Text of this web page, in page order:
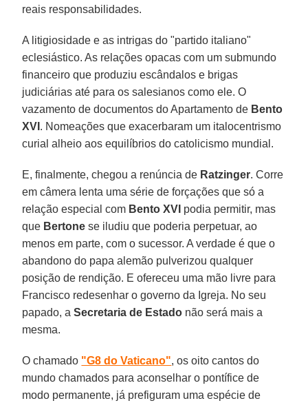
reais responsabilidades.
A litigiosidade e as intrigas do "partido italiano"
eclesiástico. As relações opacas com um submundo
financeiro que produziu escândalos e brigas
judiciárias até para os salesianos como ele. O
vazamento de documentos do Apartamento de Bento
XVI . Nomeações que exacerbaram um italocentrismo
curial alheio aos equilíbrios do catolicismo mundial.
E, finalmente, chegou a renúncia de Ratzinger. Corre
em câmera lenta uma série de forçações que só a
relação especial com Bento XVI podia permitir, mas
que Bertone se iludiu que poderia perpetuar, ao
menos em parte, com o sucessor. A verdade é que o
abandono do papa alemão pulverizou qualquer
posição de rendição. E ofereceu uma mão livre para
Francisco redesenhar o governo da Igreja. No seu
papado, aSecretaria de Estado não será mais a
mesma.
O chamado "G8 do Vaticano", os oito cantos do
mundo chamados para aconselhar o pontífice de
modo permanente, já prefiguram uma espécie de